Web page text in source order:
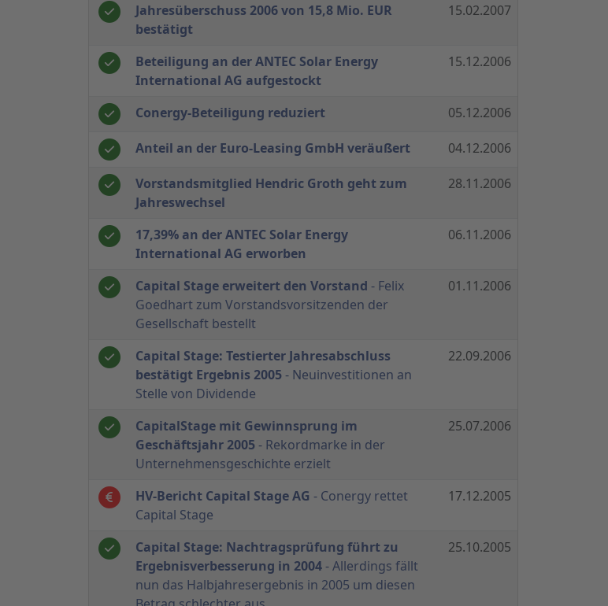
Jahresüberschuss 2006 von 15,8 Mio. EUR
bestätigt
15.02.2007
Beteiligung an der ANTEC Solar Energy
International AG aufgestockt
15.12.2006
Conergy-Beteiligung reduziert 05.12.2006
Anteil an der Euro-Leasing GmbH veräußert 04.12.2006
Vorstandsmitglied Hendric Groth geht zum
Jahreswechsel
28.11.2006
17,39% an der ANTEC Solar Energy
International AG erworben
06.11.2006
Capital Stage erweitert den Vorstand - Felix
Goedhart zum Vorstandsvorsitzenden der
Gesellschaft bestellt
01.11.2006
Capital Stage: Testierter Jahresabschluss
bestätigt Ergebnis 2005- Neuinvestitionen an
Stelle von Dividende
22.09.2006
CapitalStage mit Gewinnsprung im
Geschäftsjahr 2005 - Rekordmarke in der
Unternehmensgeschichte erzielt
25.07.2006
HV-Bericht Capital Stage AG - Conergy rettet
Capital Stage
17.12.2005
Capital Stage: Nachtragsprüfung führt zu
Ergebnisverbesserung in 2004 - Allerdings fällt
nun das Halbjahresergebnis in 2005 um diesen
25.10.2005